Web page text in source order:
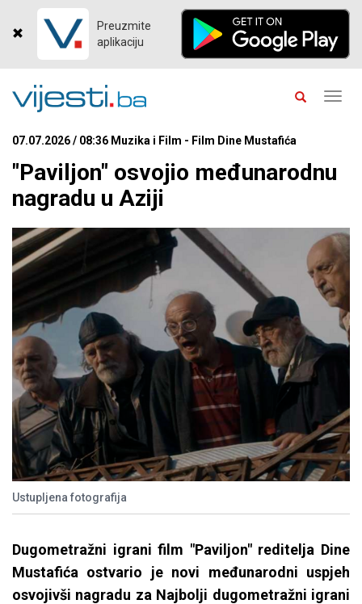
Preuzmite
aplikaciju
07.07.2026 / 08:36 Muzika i Film - Film Dine Mustafića
"Paviljon" osvojio međunarodnu
nagradu u Aziji
Ustupljena fotografija
Dugometražni igrani film "Paviljon" reditelja Dine
Mustafića ostvario je novi međunarodni uspjeh
osvojivši nagradu za Najbolji dugometražni igrani